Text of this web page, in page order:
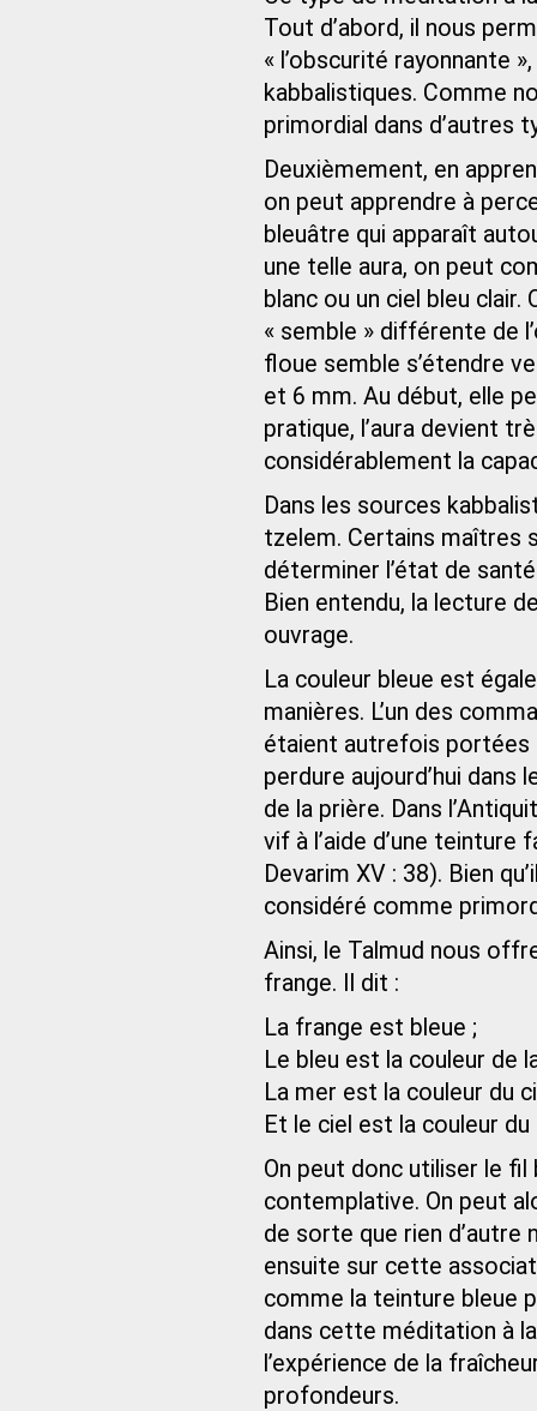
Tout d’abord, il nous
« l’obscurité rayonnante
kabbalistiques. Comme
primordial dans d’autres
Deuxièmement, en
on peut apprendre à
bleuâtre qui apparaît
une telle aura, on peut
blanc ou un ciel bleu
« semble » différente de
floue semble s’étendre
et 6 mm. Au début, elle
pratique, l’aura devient
considérablement la
Dans les sources
tzelem. Certains maîtres
déterminer l’état de
Bien entendu, la lecture
ouvrage.
La couleur bleue est
manières. L’un des
étaient autrefois portées
perdure aujourd’hui dans
de la prière. Dans
vif à l’aide d’une teinture
Devarim XV : 38). Bien
considéré comme
Ainsi, le Talmud nous
frange. Il dit :
La frange est bleue ;
Le bleu est la couleur de
La mer est la couleur du
Et le ciel est la couleur
On peut donc utiliser le
contemplative. On peut
de sorte que rien d’autre
ensuite sur cette
comme la teinture bleue
dans cette méditation à
l’expérience de la
profondeurs.